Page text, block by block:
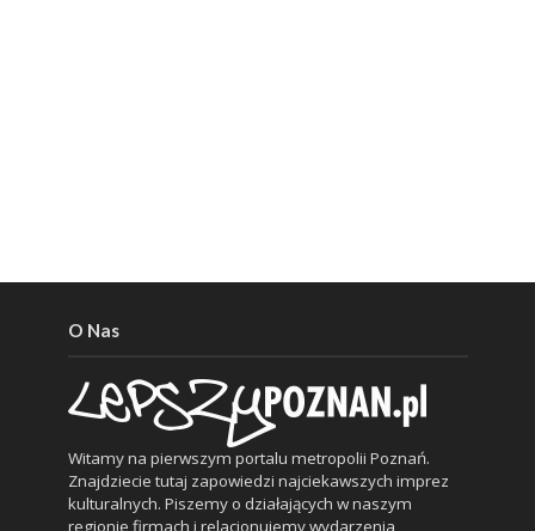
O Nas
Witamy na pierwszym portalu metropolii Poznań.
Znajdziecie tutaj zapowiedzi najciekawszych imprez
kulturalnych. Piszemy o działających w naszym
regionie firmach i relacjonujemy wydarzenia